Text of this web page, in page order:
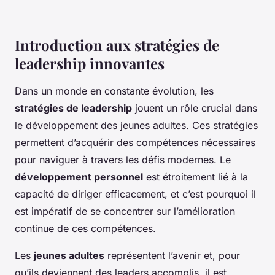
Introduction aux stratégies de
leadership innovantes
Dans un monde en constante évolution, les
stratégies de leadership jouent un rôle crucial dans
le développement des jeunes adultes. Ces stratégies
permettent d’acquérir des compétences nécessaires
pour naviguer à travers les défis modernes. Le
développement personnel est étroitement lié à la
capacité de diriger efficacement, et c’est pourquoi il
est impératif de se concentrer sur l’amélioration
continue de ces compétences.
Les jeunes adultes représentent l’avenir et, pour
qu’ils deviennent des leaders accomplis, il est